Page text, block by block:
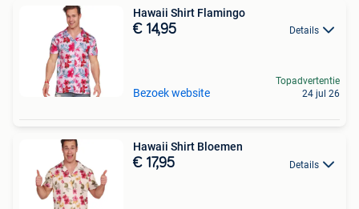
Hawaii Shirt Flamingo
€ 14,95 Details
Bezoek website
Topadvertentie
24 jul 26
Hawaii Shirt Bloemen
€ 17,95 Details